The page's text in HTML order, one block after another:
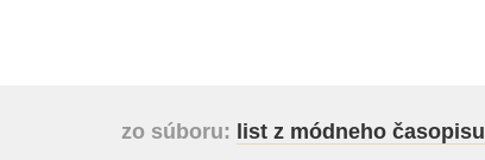
zo súboru: list z módneho časopisu